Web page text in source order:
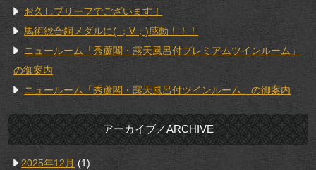
お久しブリーフでございます！
馬術総合銅メダルに( ；∀；)感動！！！
ニュールーム「秀蘆閣・露天風呂付プレミアムツインルーム」
の御案内
ニュールーム「秀蘆閣・露天風呂付ツインルーム」の御案内
アーカイブ／ARCHIVE
2025年12月 (1)